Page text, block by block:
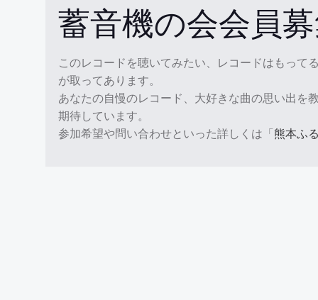
蓄音機の会会員
このレコードを聴いてみたい、レコードはもって
が取ってあります。
あなたの自慢のレコード、大好きな曲の思い出を
期待しています。
参加希望や問い合わせといった詳しくは「熊本ふ